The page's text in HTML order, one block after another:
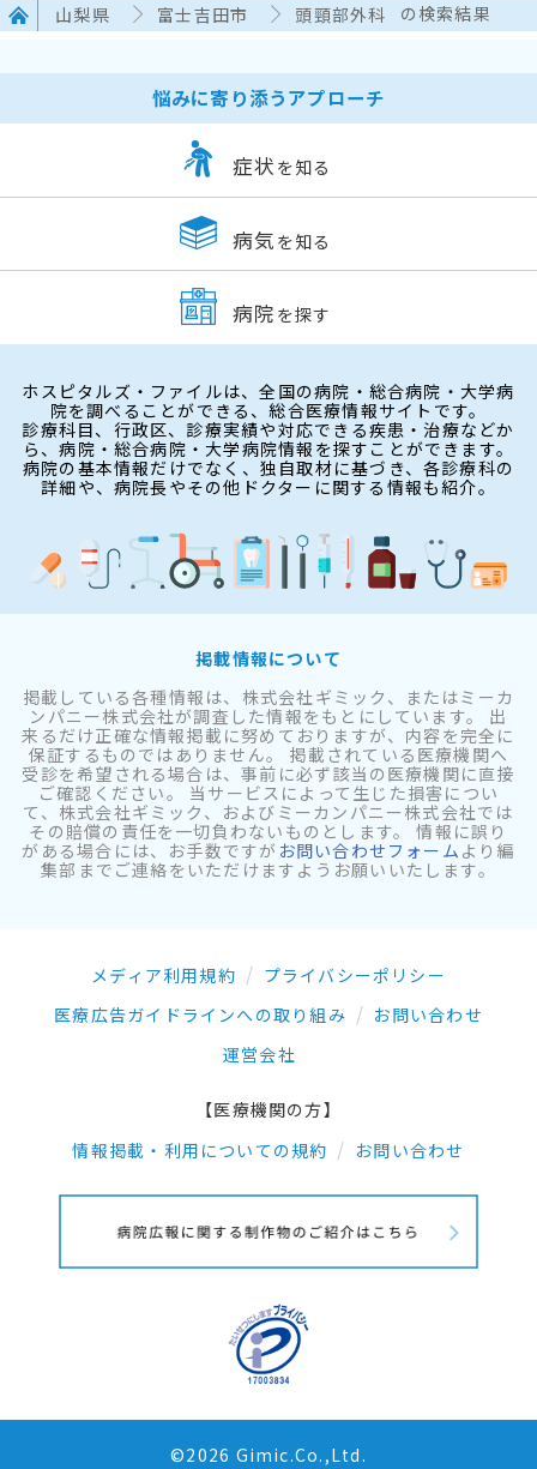
山梨県 富士吉田市 頭頸部外科 の検索結果
悩みに寄り添うアプローチ
症状 を知る
病気 を知る
病院 を探す
ホスピタルズ・ファイルは、全国の病院・総合病院・大学病
院を調べることができる、総合医療情報サイトです。
診療科目、行政区、診療実績や対応できる疾患・治療などか
ら、病院・総合病院・大学病院情報を探すことができます。
病院の基本情報だけでなく、独自取材に基づき、各診療科の
詳細や、病院長やその他ドクターに関する情報も紹介。
掲載情報について
掲載している各種情報は、株式会社ギミック、またはミーカ
ンパニー株式会社が調査した情報をもとにしています。 出
来るだけ正確な情報掲載に努めておりますが、内容を完全に
保証するものではありません。 掲載されている医療機関へ
受診を希望される場合は、事前に必ず該当の医療機関に直接
ご確認ください。 当サービスによって生じた損害につい
て、株式会社ギミック、およびミーカンパニー株式会社では
その賠償の責任を一切負わないものとします。 情報に誤り
がある場合には、お手数ですが お問い合わせフォーム より編
集部までご連絡をいただけますようお願いいたします。
メディア利用規約
プライバシーポリシー
医療広告ガイドラインへの取り組み
お問い合わせ
運営会社
【医療機関の方】
情報掲載・利用についての規約
お問い合わせ
©2026 Gimic.Co.,Ltd.